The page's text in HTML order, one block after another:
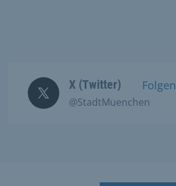
X (Twitter)
@StadtMuenchen
Folgen